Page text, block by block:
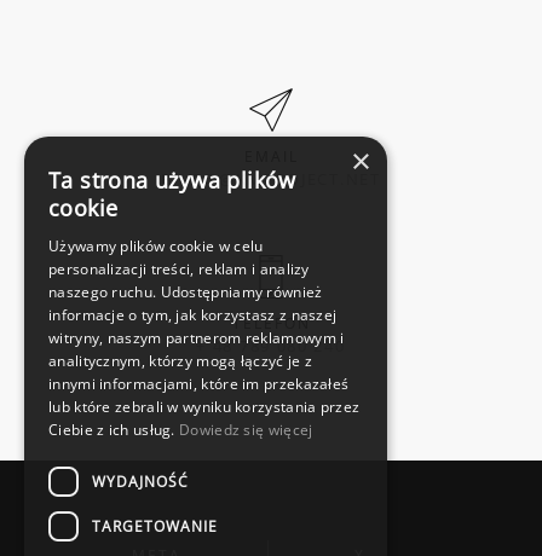
BIURO@KMPROJECT.NET
TELEFON
+ 48 789 080 240
×
Ta strona używa plików
cookie
Używamy plików cookie w celu
personalizacji treści, reklam i analizy
naszego ruchu. Udostępniamy również
informacje o tym, jak korzystasz z naszej
witryny, naszym partnerom reklamowym i
analitycznym, którzy mogą łączyć je z
innymi informacjami, które im przekazałeś
lub które zebrali w wyniku korzystania przez
Ciebie z ich usług. Dowiedz się więcej
WYDAJNOŚĆ
TARGETOWANIE